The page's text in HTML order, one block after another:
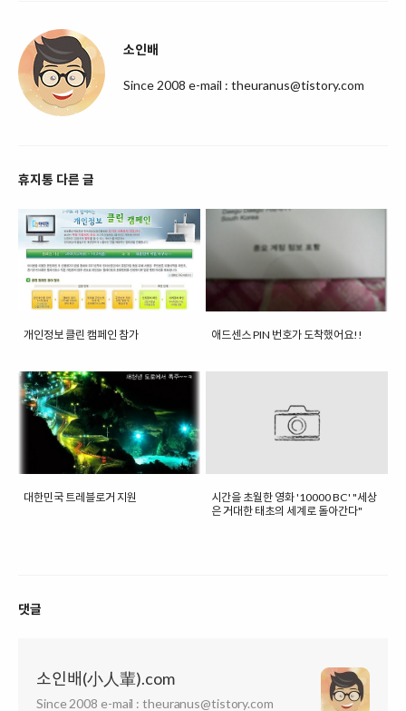
소인배
Since 2008 e-mail : theuranus@tistory.com
휴지통 다른 글
개인정보 클린 캠페인 참가 애드센스 PIN 번호가 도착했어요!!
대한민국 트레블로거 지원
시간을 초월한 영화 '10000 BC' "세상
은 거대한 태초의 세계로 돌아간다"
댓글
소인배(小人輩).com
Since 2008 e-mail : theuranus@tistory.com